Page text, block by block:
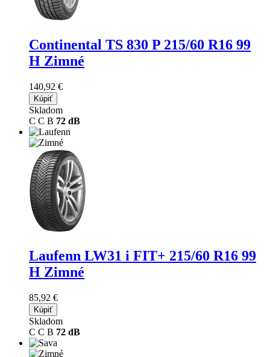
Continental TS 830 P 215/60 R16 99
H Zimné
140,92 €
Kúpiť
Skladom
C C B 72 dB
Laufenn LW31 i FIT+ 215/60 R16 99
H Zimné
85,92 €
Kúpiť
Skladom
C C B 72 dB